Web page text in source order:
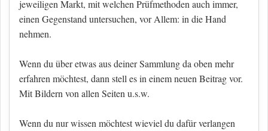
jeweiligen Markt, mit welchen Prüfmethoden auch immer,
einen Gegenstand untersuchen, vor Allem: in die Hand
nehmen.
Wenn du über etwas aus deiner Sammlung da oben mehr
erfahren möchtest, dann stell es in einem neuen Beitrag vor.
Mit Bildern von allen Seiten u.s.w.
Wenn du nur wissen möchtest wieviel du dafür verlangen